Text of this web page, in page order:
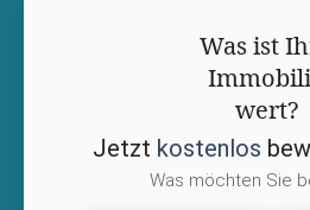
Was ist
wert?
Jetzt kostenlos
Was möchten Sie